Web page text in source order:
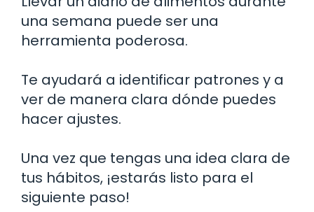
una semana puede ser una
herramienta poderosa.
Te ayudará a identificar patrones y a
ver de manera clara dónde puedes
hacer ajustes.
Una vez que tengas una idea clara de
tus hábitos, ¡estarás listo para el
siguiente paso!